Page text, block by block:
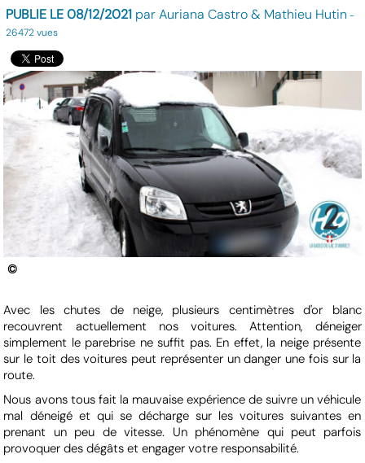
PUBLIE LE 08/12/2021 par Auriana Castro & Mathieu Hutin -
26472 vues
©
Avec les chutes de neige, plusieurs centimètres d'or blanc
recouvrent actuellement nos voitures. Attention, déneiger
simplement le parebrise ne suffit pas. En effet, la neige présente
sur le toit des voitures peut représenter un danger une fois sur la
route.
Nous avons tous fait la mauvaise expérience de suivre un véhicule
mal déneigé et qui se décharge sur les voitures suivantes en
prenant un peu de vitesse. Un phénomène qui peut parfois
provoquer des dégâts et engager votre responsabilité.